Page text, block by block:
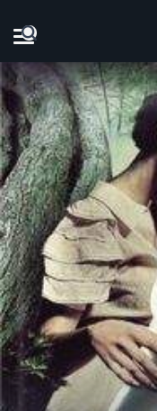
Главная